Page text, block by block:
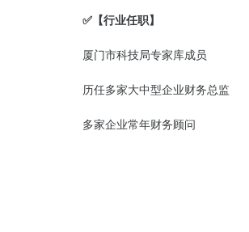
✅ 【行业任职】
厦门市科技局专家库成员
历任多家大中型企业财务总监
多家企业常年财务顾问